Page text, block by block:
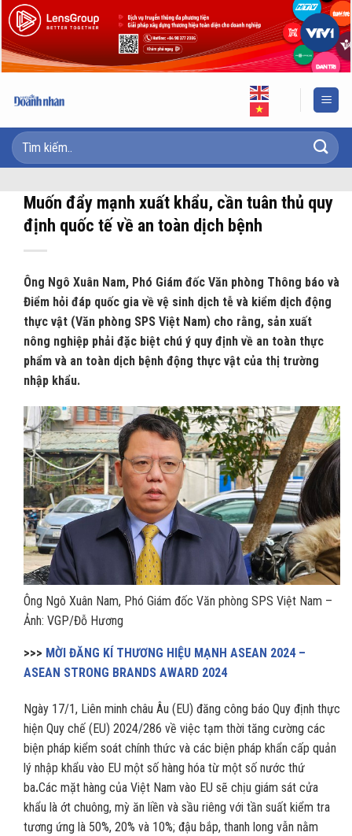
Skip
to
content
Muốn đẩy mạnh xuất khẩu, cần tuân thủ quy
định quốc tế về an toàn dịch bệnh
Ông Ngô Xuân Nam, Phó Giám đốc Văn phòng Thông báo và
Điểm hỏi đáp quốc gia về vệ sinh dịch tễ và kiểm dịch động
thực vật (Văn phòng SPS Việt Nam) cho rằng, sản xuất
nông nghiệp phải đặc biệt chú ý quy định về an toàn thực
phẩm và an toàn dịch bệnh động thực vật của thị trường
nhập khẩu.
Ông Ngô Xuân Nam, Phó Giám đốc Văn phòng SPS Việt Nam –
Ảnh: VGP/Đỗ Hương
>>> MỜI ĐĂNG KÍ THƯƠNG HIỆU MẠNH ASEAN 2024 –
ASEAN STRONG BRANDS AWARD 2024
Ngày 17/1, Liên minh châu Âu (EU) đăng công báo Quy định thực
hiện Quy chế (EU) 2024/286 về việc tạm thời tăng cường các
biện pháp kiểm soát chính thức và các biện pháp khẩn cấp quản
lý nhập khẩu vào EU một số hàng hóa từ một số nước thứ
ba.Các mặt hàng của Việt Nam vào EU sẽ chịu giám sát cửa
khẩu là ớt chuông, mỳ ăn liền và sầu riêng với tần suất kiểm tra
tương ứng là 50%, 20% và 10%; đậu bắp, thanh long vẫn nằm